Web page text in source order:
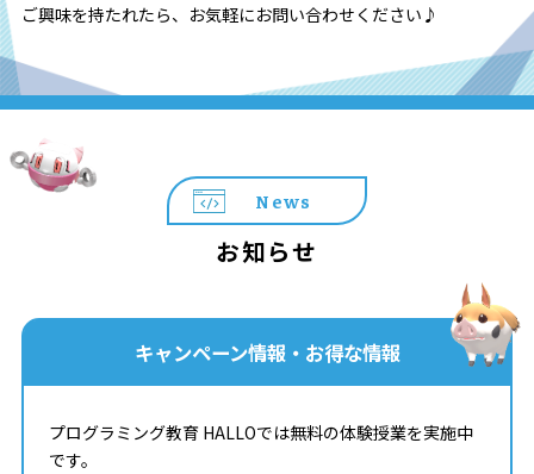
ご興味を持たれたら、お気軽にお問い合わせください♪
News
お知らせ
キャンペーン情報・お得な情報
プログラミング教育 HALLOでは無料の体験授業を実施中
です。